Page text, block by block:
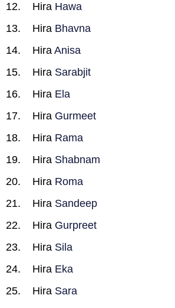
Hira Hawa
Hira Bhavna
Hira Anisa
Hira Sarabjit
Hira Ela
Hira Gurmeet
Hira Rama
Hira Shabnam
Hira Roma
Hira Sandeep
Hira Gurpreet
Hira Sila
Hira Eka
Hira Sara